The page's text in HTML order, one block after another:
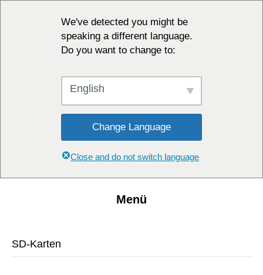
We've detected you might be
speaking a different language.
Do you want to change to:
English
Change Language
Close and do not switch language
Menü
SD-Karten